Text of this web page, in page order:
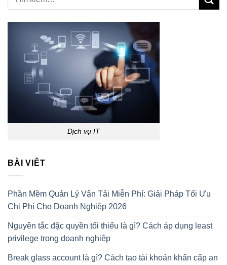
Dịch vụ IT
BÀI VIÊT
Phần Mềm Quản Lý Vận Tải Miễn Phí: Giải Pháp Tối Ưu
Chi Phí Cho Doanh Nghiệp 2026
Nguyên tắc đặc quyền tối thiểu là gì? Cách áp dụng least
privilege trong doanh nghiệp
Break glass account là gì? Cách tạo tài khoản khẩn cấp an